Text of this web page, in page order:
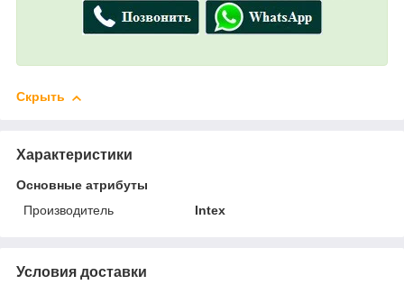
Скрыть
Характеристики
Основные атрибуты
Производитель
Intex
Условия доставки